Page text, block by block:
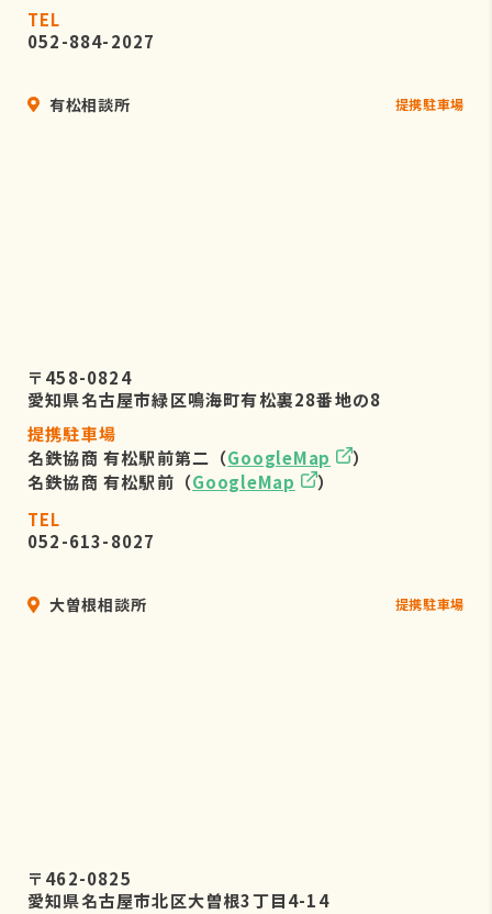
TEL
052-884-2027
有松相談所 提携駐車場
〒458-0824
愛知県名古屋市緑区鳴海町有松裏28番地の8
提携駐車場
名鉄協商 有松駅前第二（GoogleMap
）
名鉄協商 有松駅前（GoogleMap
）
TEL
052-613-8027
大曽根相談所 提携駐車場
〒462-0825
愛知県名古屋市北区大曽根3丁目4-14